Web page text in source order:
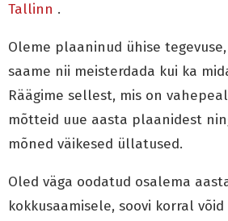
Tallinn .
Oleme plaaninud ühise
saame nii meisterdada kui ka
Räägime sellest, mis on
mõtteid uue aasta plaanidest
mõned väikesed üllatused.
Oled väga oodatud osalema
kokkusaamisele, soovi korral